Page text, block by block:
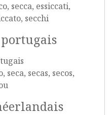
secca, essiccati,
secchi
portugais
seca, secas, secos,